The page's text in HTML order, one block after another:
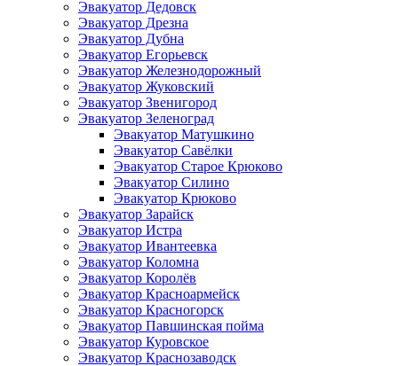
Эвакуатор Дедовск
Эвакуатор Дрезна
Эвакуатор Дубна
Эвакуатор Егорьевск
Эвакуатор Железнодорожный
Эвакуатор Жуковский
Эвакуатор Звенигород
Эвакуатор Зеленоград
Эвакуатор Матушкино
Эвакуатор Савёлки
Эвакуатор Старое Крюково
Эвакуатор Силино
Эвакуатор Крюково
Эвакуатор Зарайск
Эвакуатор Истра
Эвакуатор Ивантеевка
Эвакуатор Коломна
Эвакуатор Королёв
Эвакуатор Красноармейск
Эвакуатор Красногорск
Эвакуатор Павшинская пойма
Эвакуатор Куровское
Эвакуатор Краснозаводск